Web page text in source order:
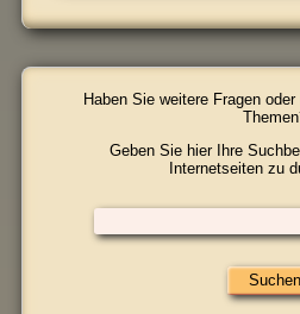
Haben Sie weitere Fragen
Geben Sie hier Ihre
Internetseiten zu